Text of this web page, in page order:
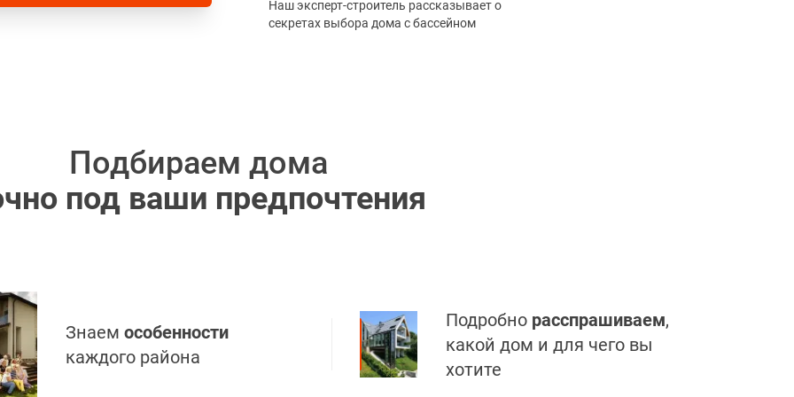
Наш эксперт-строитель рассказывает о
секретах выбора дома с бассейном
Подбираем дома
под ваши предпочтения
Знаемособенности
каждого района
Подробно расспрашиваем,
какой дом и для чего вы
хотите